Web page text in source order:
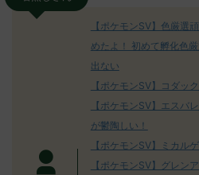
【ポケモンSV】色厳選
めたよ！ 初めて孵化色
出ない
【ポケモンSV】コダッ
【ポケモンSV】エスバ
が鬱陶しい！
【ポケモンSV】ミカル
【ポケモンSV】グレン